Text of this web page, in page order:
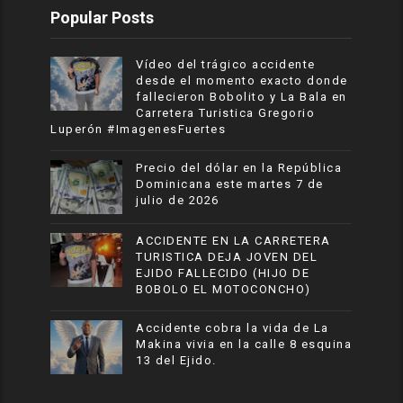
Popular Posts
Vídeo del trágico accidente
desde el momento exacto donde
fallecieron Bobolito y La Bala en
Carretera Turistica Gregorio
Luperón #ImagenesFuertes
Precio del dólar en la República
Dominicana este martes 7 de
julio de 2026
ACCIDENTE EN LA CARRETERA
TURISTICA DEJA JOVEN DEL
EJIDO FALLECIDO (HIJO DE
BOBOLO EL MOTOCONCHO)
Accidente cobra la vida de La
Makina vivia en la calle 8 esquina
13 del Ejido.